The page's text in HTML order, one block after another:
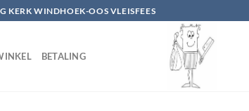
KERK WINDHOEK-OOS VLEISFEES
BETALING